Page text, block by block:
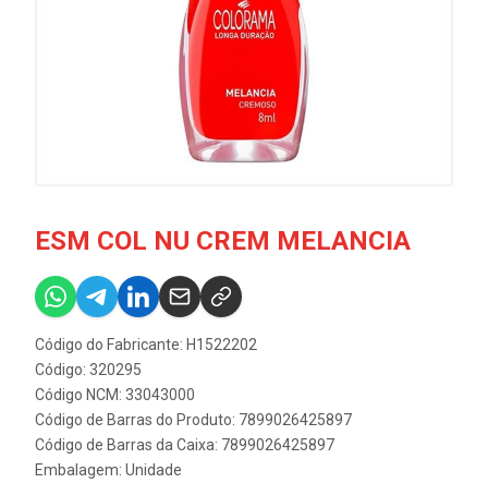
ESM COL NU CREM MELANCIA
Código do Fabricante: H1522202
Código: 320295
Código NCM: 33043000
Código de Barras do Produto: 7899026425897
Código de Barras da Caixa: 7899026425897
Embalagem: Unidade